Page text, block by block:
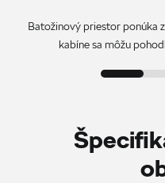
Batožinový priestor ponúka
kabíne sa môžu